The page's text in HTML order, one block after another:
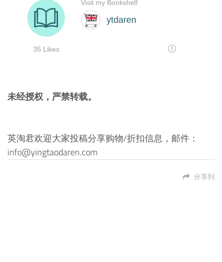
未经授权，严禁转载。
英淘君欢迎大家投稿分享购物/折扣信息，邮件：
info@yingtaodaren.com
分享到